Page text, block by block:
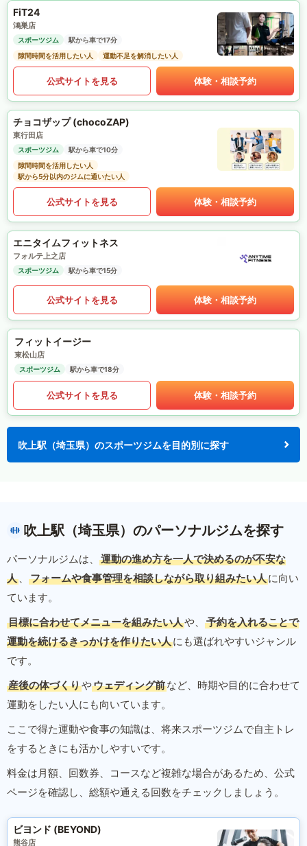
FiT24
鴻巣店
スポーツジム
駅から車で17分
隙間時間を活用したい人
運動不足を解消したい人
公式サイトを見る 体験・相談予約
チョコザップ (chocoZAP)
東行田店
スポーツジム
駅から車で10分
隙間時間を活用したい人
駅から5分以内のジムに通いたい人
公式サイトを見る 体験・相談予約
エニタイムフィットネス
フォルテ上之店
スポーツジム 駅から車で15分
公式サイトを見る 体験・相談予約
フィットイージー
東松山店
スポーツジム 駅から車で18分
公式サイトを見る 体験・相談予約
吹上駅（埼玉県）のスポーツジムを目的別に探す
吹上駅（埼玉県）のパーソナルジムを探す
パーソナルジムは、
運動の進め方を一人で決めるのが不安な
人 、 フォームや食事管理を相談しながら取り組みたい人に向い
ています。
目標に合わせてメニューを組みたい人や、
予約を入れることで
運動を続けるきっかけを作りたい人にも選ばれやすいジャンル
です。
産後の体づくりやウェディング前など、時期や目的に合わせて
運動をしたい人にも向いています。
ここで得た運動や食事の知識は、将来スポーツジムで自主トレ
をするときにも活かしやすいです。
料金は月額、回数券、コースなど複雑な場合があるため、公式
ページを確認し、総額や通える回数をチェックしましょう。
ビヨンド (BEYOND)
熊谷店